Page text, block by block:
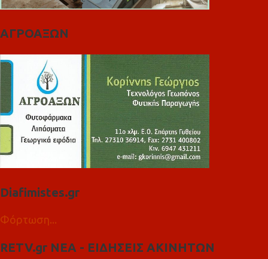
ΑΓΡΟΑΞΩΝ
Diafimistes.gr
Φόρτωση...
RETV.gr ΝΕΑ - ΕΙΔΗΣΕΙΣ ΑΚΙΝΗΤΩΝ